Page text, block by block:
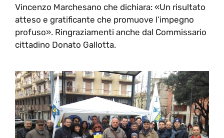
Vincenzo Marchesano che dichiara: «Un risultato
atteso e gratificante che promuove l’impegno
profuso». Ringraziamenti anche dal Commissario
cittadino Donato Gallotta.